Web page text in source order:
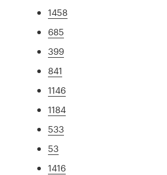
1458
685
399
841
1146
1184
533
53
1416